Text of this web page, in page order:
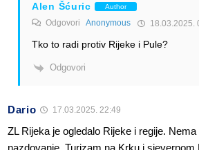
Alen Šćuric Author
Odgovori Anonymous 18.03.2025.
Tko to radi protiv Rijeke i Pule?
Odgovori
Dario 17.03.2025. 22:49
ZL Rijeka je ogledalo Rijeke i regije.
nazdovanje. Turizam na Krku i sjevernom